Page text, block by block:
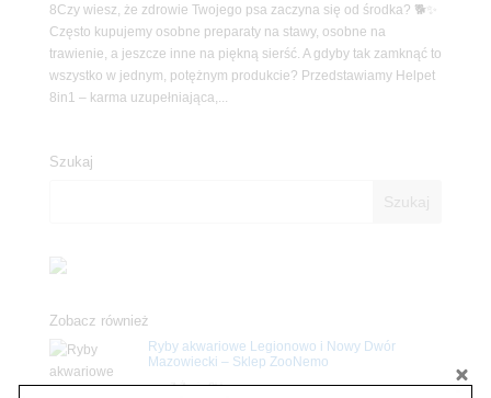
8Czy wiesz, że zdrowie Twojego psa zaczyna się od środka? 🐕✨
Często kupujemy osobne preparaty na stawy, osobne na
trawienie, a jeszcze inne na piękną sierść. A gdyby tak zamknąć to
wszystko w jednym, potężnym produkcie? Przedstawiamy Helpet
8in1 – karma uzupełniająca,...
Szukaj
Zobacz również
Z Życia Sklepu
Ryby akwariowe Legionowo i Nowy Dwór
Mazowiecki – Sklep ZooNemo